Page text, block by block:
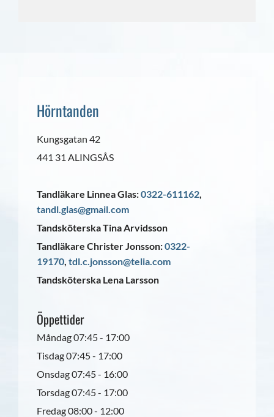
Hörntanden
Kungsgatan 42
441 31 ALINGSÅS
Tandläkare Linnea Glas:0322-611162
tandl.glas@gmail.com
Tandsköterska Tina Arvidsson
Tandläkare Christer Jonsson:0322-
19170 tdl.c.jonsson@telia.com
Tandsköterska Lena Larsson
Öppettider
Måndag 07:45 - 17:00
Tisdag 07:45 - 17:00
Onsdag 07:45 - 16:00
Torsdag 07:45 - 17:00
Fredag 08:00 - 12:00